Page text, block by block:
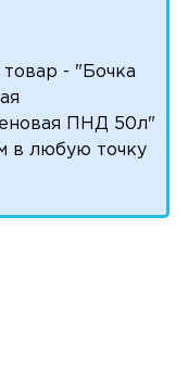
- "Бочка
ПНД 50л"
в любую точку